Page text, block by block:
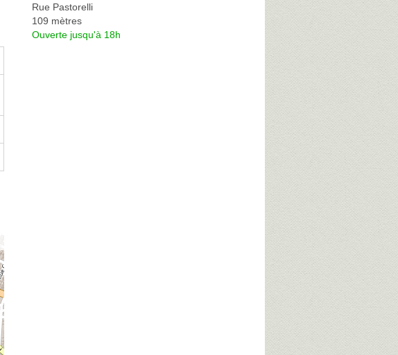
Rue Pastorelli
109 mètres
Ouverte jusqu'à 18h